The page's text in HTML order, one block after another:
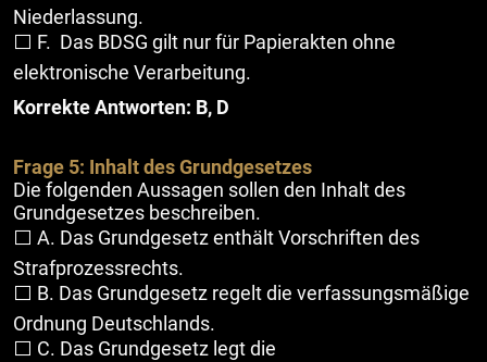
Niederlassung.
⬜ F. Das BDSG gilt nur für Papierakten ohne
elektronische Verarbeitung.
Korrekte Antworten: B, D
Frage 5: Inhalt des Grundgesetzes
Die folgenden Aussagen sollen den Inhalt des
Grundgesetzes beschreiben.
⬜ A. Das Grundgesetz enthält Vorschriften des
Strafprozessrechts.
⬜ B. Das Grundgesetz regelt die verfassungsmäßige
Ordnung Deutschlands.
⬜ C. Das Grundgesetz legt die